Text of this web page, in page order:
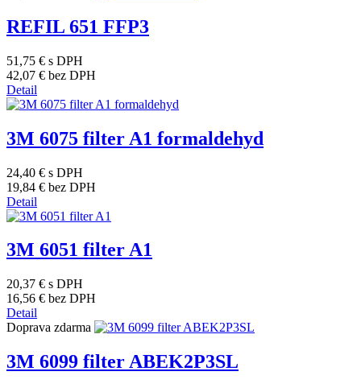
REFIL 651 FFP3
51,75 € s DPH
42,07 € bez DPH
Detail
3M 6075 filter A1 formaldehyd
24,40 € s DPH
19,84 € bez DPH
Detail
3M 6051 filter A1
20,37 € s DPH
16,56 € bez DPH
Detail
Doprava zdarma
3M 6099 filter ABEK2P3SL